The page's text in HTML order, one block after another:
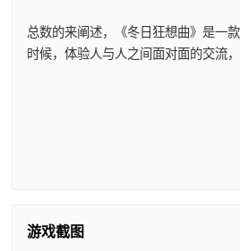
总数的来阐述，《冬日狂想曲》是一
时候，体验人与人之间面对面的交流
游戏截图